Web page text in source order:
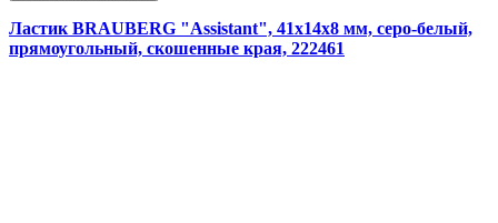
Ластик BRAUBERG "Assistant", 41х14х8 мм, серо-белый,
прямоугольный, скошенные края, 222461